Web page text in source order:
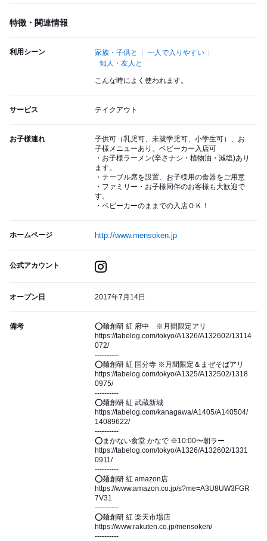
特徴・関連情報
利用シーン 家族・子供と
一人で入りやすい
知人・友人と
こんな時によく使われます。
サービス テイクアウト
お子様連れ
子供可（乳児可、未就学児可、小学生可）、お
子様メニューあり、ベビーカー入店可
・お子様ラーメン(辛さナシ・植物油・減塩)あり
ます。
・テーブル席を設置、お子様用の食器をご用意
・ファミリー・お子様同伴のお客様も大歓迎で
す。
・ベビーカーのままでの入店ＯＫ！
ホームページ http://www.mensoken.jp
公式アカウント
オープン日 2017年7月14日
備考
⭕麺創研 紅 府中 ※月間限定アリ
https://tabelog.com/tokyo/A1326/A132602/13114
072/
----------
⭕麺創研 紅 国分寺 ※月間限定＆まぜそばアリ
https://tabelog.com/tokyo/A1325/A132502/1318
0975/
----------
⭕麺創研 紅 武蔵新城
https://tabelog.com/kanagawa/A1405/A140504/
14089622/
----------
⭕まかない食堂 かなで ※10:00〜朝ラー
https://tabelog.com/tokyo/A1326/A132602/1331
0911/
----------
⭕麺創研 紅 amazon店
https://www.amazon.co.jp/s?me=A3U8UW3FGR
7V31
----------
⭕麺創研 紅 楽天市場店
https://www.rakuten.co.jp/mensoken/
----------